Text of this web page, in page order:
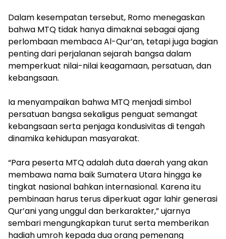
‎Dalam kesempatan tersebut, Romo menegaskan
bahwa MTQ tidak hanya dimaknai sebagai ajang
perlombaan membaca Al-Qur’an, tetapi juga bagian
penting dari perjalanan sejarah bangsa dalam
memperkuat nilai-nilai keagamaan, persatuan, dan
kebangsaan.
‎Ia menyampaikan bahwa MTQ menjadi simbol
persatuan bangsa sekaligus penguat semangat
kebangsaan serta penjaga kondusivitas di tengah
dinamika kehidupan masyarakat.
‎“Para peserta MTQ adalah duta daerah yang akan
membawa nama baik Sumatera Utara hingga ke
tingkat nasional bahkan internasional. Karena itu
pembinaan harus terus diperkuat agar lahir generasi
Qur’ani yang unggul dan berkarakter,” ujarnya
sembari mengungkapkan turut serta memberikan
hadiah umroh kepada dua orang pemenang